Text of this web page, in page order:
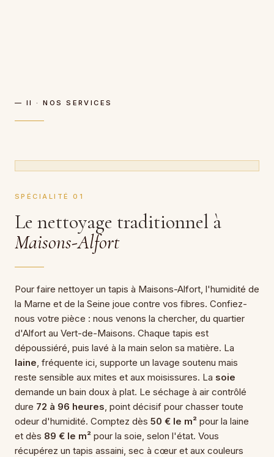
— II · NOS SERVICES
SPÉCIALITÉ 01
Le nettoyage traditionnel à
Maisons-Alfort
Pour faire nettoyer un tapis à Maisons-Alfort, l'humidité de
la Marne et de la Seine joue contre vos fibres. Confiez-
nous votre pièce : nous venons la chercher, du quartier
d'Alfort au Vert-de-Maisons. Chaque tapis est
dépoussiéré, puis lavé à la main selon sa matière. La
laine, fréquente ici, supporte un lavage soutenu mais
reste sensible aux mites et aux moisissures. La soie
demande un bain doux à plat. Le séchage à air contrôlé
dure 72 à 96 heures, point décisif pour chasser toute
odeur d'humidité. Comptez dès 50 € le m² pour la laine
et dès 89 € le m² pour la soie, selon l'état. Vous
récupérez un tapis assaini, sec à cœur et aux couleurs